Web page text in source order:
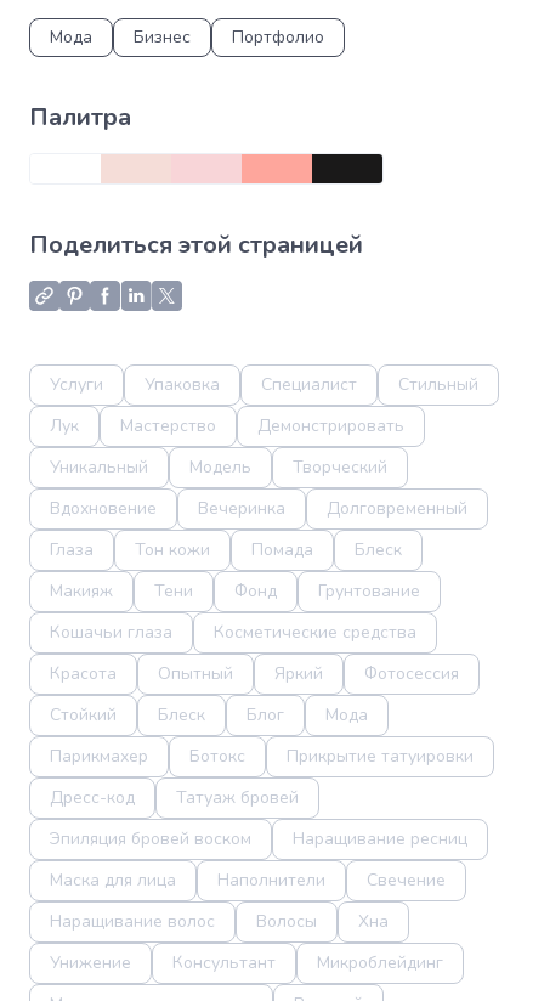
Мода Бизнес Портфолио
Палитра
Поделиться этой страницей
Услуги Упаковка Специалист
Стильный
Лук
Мастерство
Демонстрировать
Уникальный
Модель
Творческий
Вдохновение
Вечеринка
Долговременный
Глаза
Тон кожи Помада
Блеск
Макияж
Тени Фонд
Грунтование
Кошачьи глаза
Косметические средства
Красота
Опытный Яркий
Фотосессия
Стойкий
Блеск Блог
Мода
Парикмахер
Ботокс
Прикрытие татуировки
Дресс-код
Татуаж бровей
Эпиляция бровей воском
Наращивание ресниц
Маска для лица
Наполнители
Свечение
Наращивание волос
Волосы
Хна
Унижение
Консультант
Микроблейдинг